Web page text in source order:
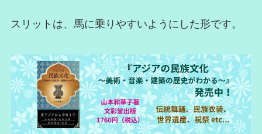
スリットは、馬に乗りやすいようにした形です。